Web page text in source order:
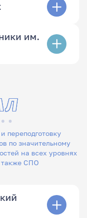
им.
переподготовку
по значительному
на всех уровнях
также СПО